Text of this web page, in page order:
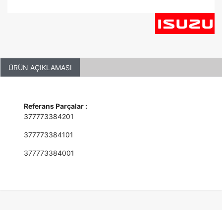
ÜRÜN AÇIKLAMASI
Referans Parçalar :
377773384201
377773384101
377773384001